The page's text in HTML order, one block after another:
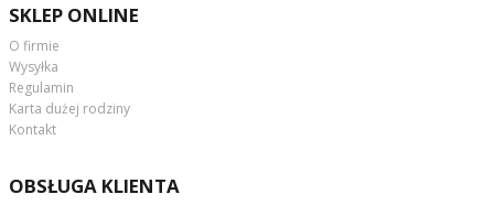
SKLEP ONLINE
O firmie
Wysyłka
Regulamin
Karta dużej rodziny
Kontakt
OBSŁUGA KLIENTA